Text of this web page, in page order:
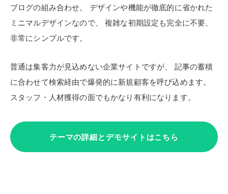
ブログの組み合わせ。
デザインや機能が徹底的に省かれた
ミニマルデザインなので、
複雑な初期設定も完全に不要、
非常にシンプルです。
普通は集客力が見込めない企業サイトですが、
記事の蓄積
に合わせて検索経由で爆発的に新規顧客を呼び込めます。
スタッフ・人材獲得の面でもかなり有利になります。
テーマの詳細とデモサイトはこちら